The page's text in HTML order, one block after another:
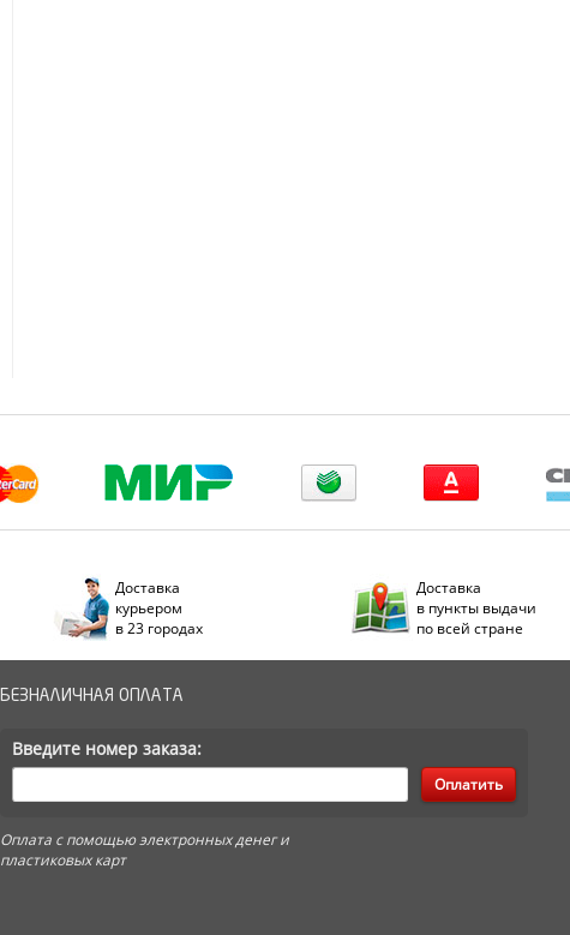
Доставка
курьером
в 23 городах
Доставка
в пункты выдачи
по всей стране
БЕЗНАЛИЧНАЯ ОПЛАТА
Введите номер заказа:
Оплатить
Оплата с помощью электронных денег и
пластиковых карт